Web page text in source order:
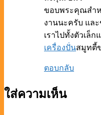
ขอบพระคุณสำ
งานนะครับ แล
เราไปทั้งตัวเล็
เครื่องปั่นสมูทตี้
ตอบกลับ
ใส่ความเห็น